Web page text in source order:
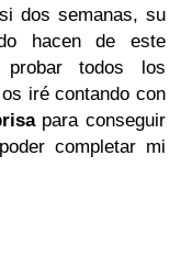
dos semanas, su
hacen de este
todos los
iré contando con
para conseguir
completar mi